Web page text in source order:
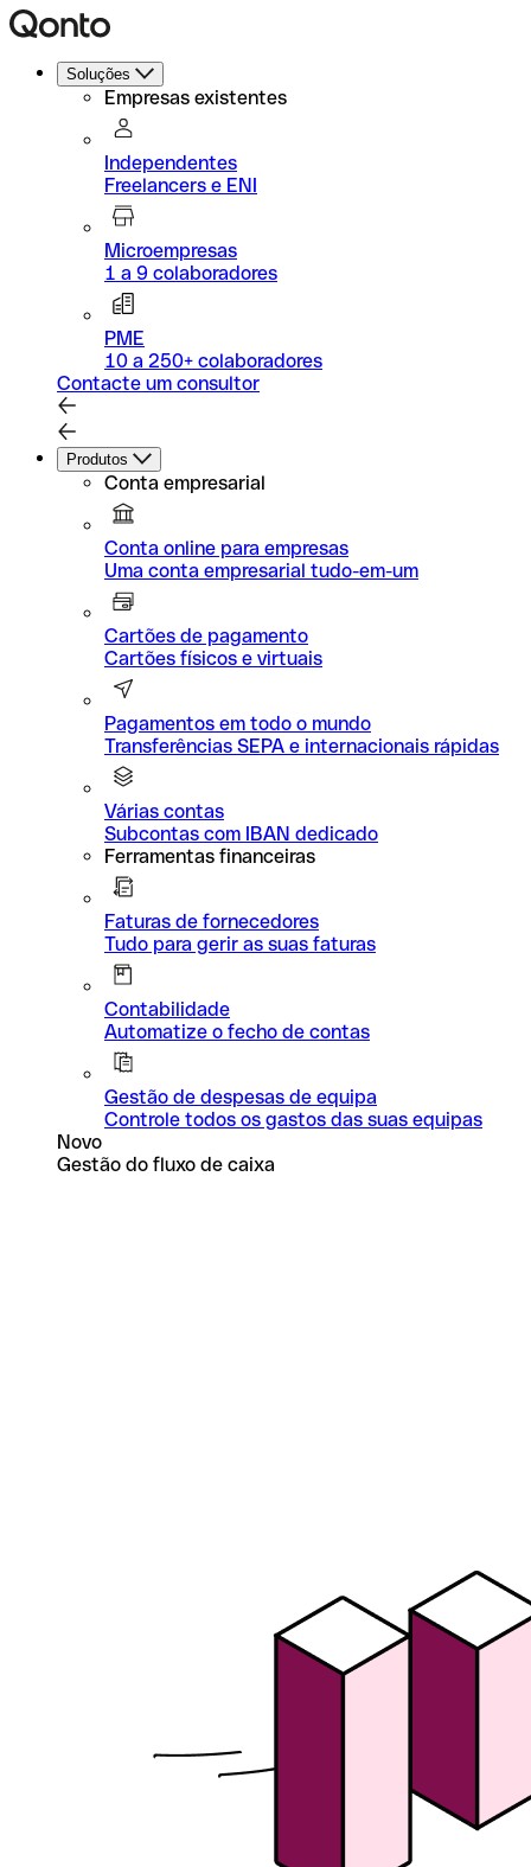
Soluções
Empresas existentes
Independentes
Freelancers e ENI
Microempresas
1 a 9 colaboradores
PME
10 a 250+ colaboradores
Contacte um consultor
Produtos
Conta empresarial
Conta online para empresas
Uma conta empresarial tudo-em-um
Cartões de pagamento
Cartões físicos e virtuais
Pagamentos em todo o mundo
Transferências SEPA e internacionais rápidas
Várias contas
Subcontas com IBAN dedicado
Ferramentas financeiras
Faturas de fornecedores
Tudo para gerir as suas faturas
Contabilidade
Automatize o fecho de contas
Gestão de despesas de equipa
Controle todos os gastos das suas equipas
Novo
Gestão do fluxo de caixa